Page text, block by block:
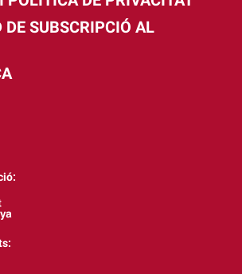
DE SUBSCRIPCIÓ AL